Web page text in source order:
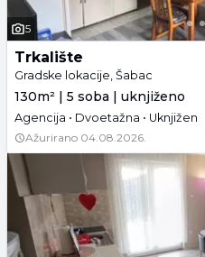
5
Trkalište
Gradske lokacije, Šabac
130m² | 5 soba | uknjiženo
Agencija • Dvoetažna • Uknjižen
Ažurirano 04.08.2026.